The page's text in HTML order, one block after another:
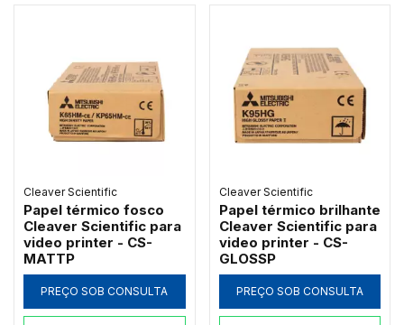
Cleaver Scientific
Papel térmico fosco
Cleaver Scientific para
video printer - CS-
MATTP
PREÇO SOB CONSULTA
Cleaver Scientific
Papel térmico brilhante
Cleaver Scientific para
video printer - CS-
GLOSSP
PREÇO SOB CONSULTA